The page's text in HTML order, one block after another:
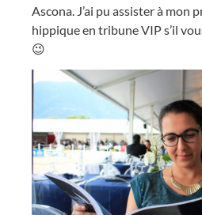
Ascona. J’ai pu assister à mon
hippique en tribune VIP s’il
😉